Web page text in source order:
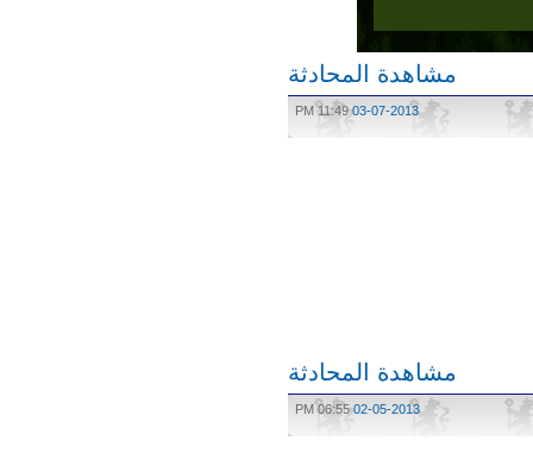
مشاهدة المحادثة
03-07-2013
11:49 PM
مشاهدة المحادثة
02-05-2013
06:55 PM